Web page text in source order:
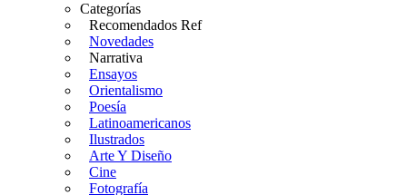
Categorías
Recomendados Ref
Novedades
Narrativa
Ensayos
Orientalismo
Poesía
Latinoamericanos
Ilustrados
Arte Y Diseño
Cine
Fotografía